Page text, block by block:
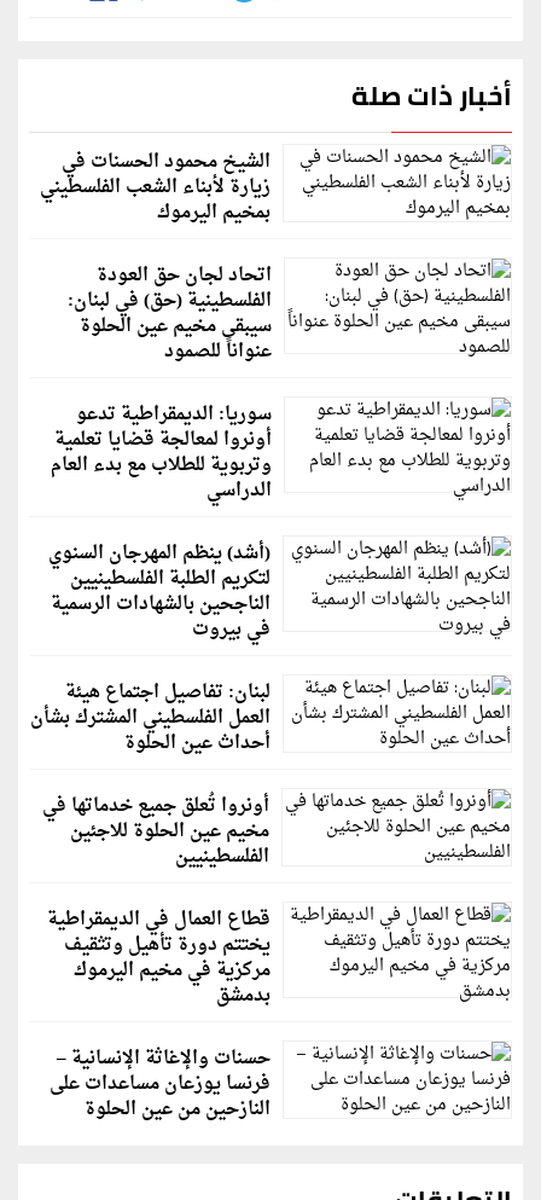
أخبار ذات صلة
الشيخ محمود الحسنات في
زيارة لأبناء الشعب الفلسطيني
بمخيم اليرموك
اتحاد لجان حق العودة
الفلسطينية (حق) في لبنان:
سيبقى مخيم عين الحلوة
عنواناً للصمود
سوريا: الديمقراطية تدعو
أونروا لمعالجة قضايا تعلمية
وتربوية للطلاب مع بدء العام
الدراسي
(أشد) ينظم المهرجان السنوي
لتكريم الطلبة الفلسطينيين
الناجحين بالشهادات الرسمية
في بيروت
لبنان: تفاصيل اجتماع هيئة
العمل الفلسطيني المشترك بشأن
أحداث عين الحلوة
أونروا تُعلق جميع خدماتها في
مخيم عين الحلوة للاجئين
الفلسطينيين
قطاع العمال في الديمقراطية
يختتم دورة تأهيل وتثقيف
مركزية في مخيم اليرموك
بدمشق
حسنات والإغاثة الإنسانية –
فرنسا يوزعان مساعدات على
النازحين من عين الحلوة